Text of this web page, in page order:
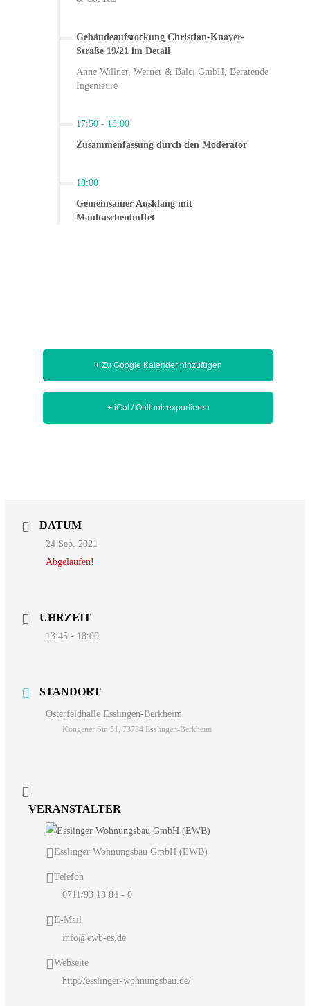
Gebäudeaufstockung Christian-Knayer-
Straße 19/21 im Detail
Anne Willner, Werner & Balci GmbH, Beratende
Ingenieure
17:50 - 18:00
Zusammenfassung durch den Moderator
18:00
Gemeinsamer Ausklang mit
Maultaschenbuffet
+ Zu Google Kalender hinzufügen
+ iCal / Outlook exportieren
DATUM
24 Sep. 2021
Abgelaufen!
UHRZEIT
13:45 - 18:00
STANDORT
Osterfeldhalle Esslingen-Berkheim
Köngener Str. 51, 73734 Esslingen-Berkheim
VERANSTALTER
Esslinger Wohnungsbau GmbH (EWB)
Telefon
0711/93 18 84 - 0
E-Mail
info@ewb-es.de
Webseite
http://esslinger-wohnungsbau.de/